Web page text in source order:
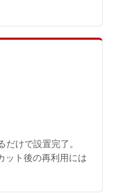
けで設置完了。
ット後の再利用には